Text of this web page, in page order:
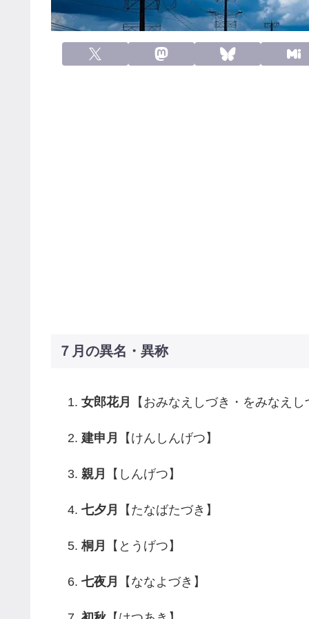
７月の異名・異称
女郎花月 【おみなえしづき・をみなえし
建申月 【けんしんげつ】
親月 【しんげつ】
七夕月 【たなばたづき】
桐月 【とうげつ】
七夜月 【ななよづき】